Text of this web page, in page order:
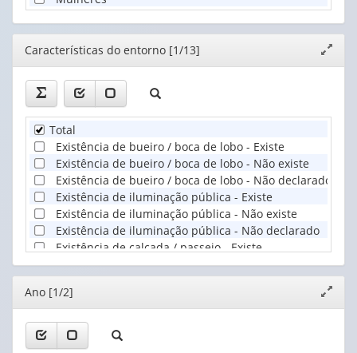
Editor
janela
Características do entorno [1/13]
Total
Existência de bueiro / boca de lobo - Existe
Existência de bueiro / boca de lobo - Não existe
Existência de bueiro / boca de lobo - Não declarado
Existência de iluminação pública - Existe
Existência de iluminação pública - Não existe
Existência de iluminação pública - Não declarado
Existência de calçada / passeio - Existe
Existência de calçada / passeio - Não existe
Existência de calçada / passeio - Não declarado
Existência de rampa para cadeirante - Existe
Existência de rampa para cadeirante - Não existe
Existência de rampa para cadeirante - Não declarado
Editor
janela
Ano [1/2]